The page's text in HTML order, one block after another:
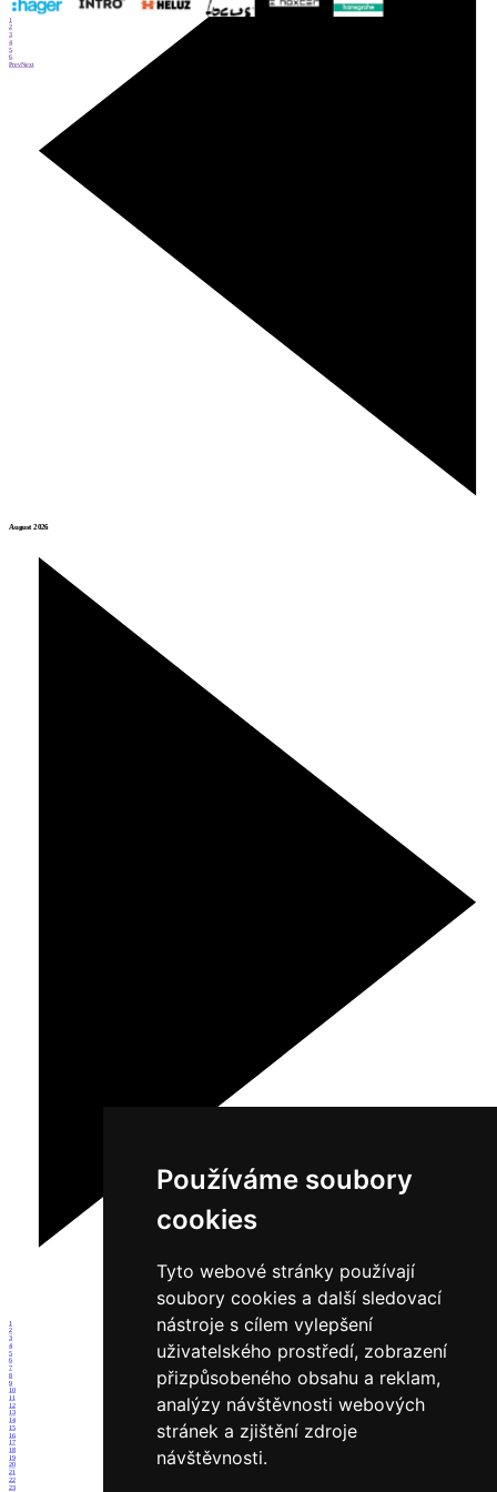
Používáme soubory
cookies
Tyto webové stránky používají
soubory cookies a další sledovací
nástroje s cílem vylepšení
uživatelského prostředí, zobrazení
přizpůsobeného obsahu a reklam,
analýzy návštěvnosti webových
stránek a zjištění zdroje
návštěvnosti.
August 2026
1
2
3
4
5
6
7
8
9
10
11
12
13
14
15
16
17
18
19
20
21
22
23
1
2
3
4
5
6
PrevNext